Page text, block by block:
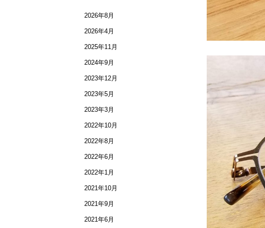
2026年8月
2026年4月
2025年11月
2024年9月
2023年12月
2023年5月
2023年3月
2022年10月
2022年8月
2022年6月
2022年1月
2021年10月
2021年9月
2021年6月